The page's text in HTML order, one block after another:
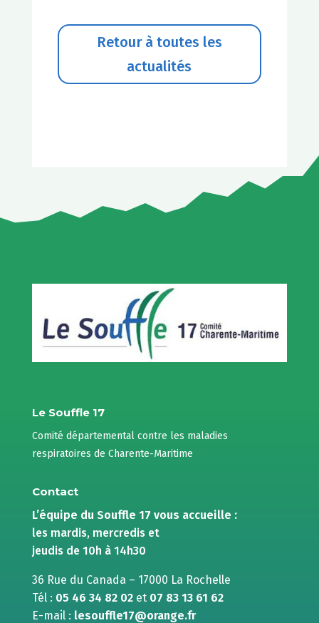
Retour à toutes les
actualités
Le Souffle 17
Comité départemental contre les maladies
respiratoires de Charente-Maritime
Contact
L’équipe du Souffle 17 vous accueille :
les mardis, mercredis et
jeudis de 10h à 14h30
36 Rue du Canada – 17000 La Rochelle
Tél : 05 46 34 82 02et 07 83 13 61 62
E-mail : lesouffle17@orange.fr